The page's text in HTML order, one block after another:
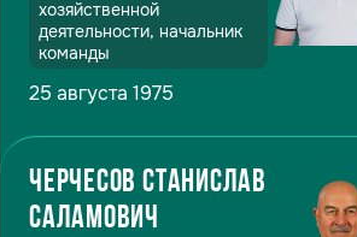
хозяйственной
деятельности, начальник
команды
25 августа 1975
Черчесов Станислав
Саламович